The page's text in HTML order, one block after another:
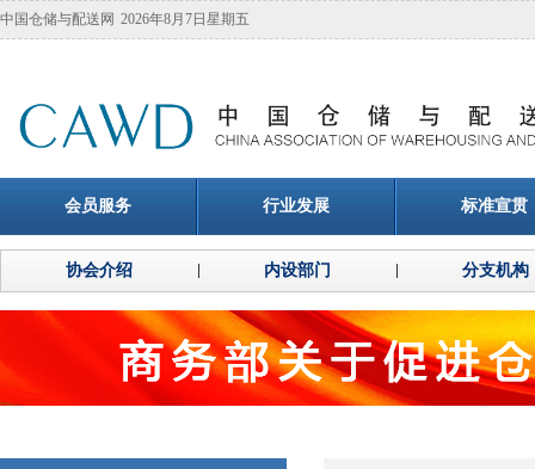
中国仓储与配送网 2026年8月7日星期五
会员服务 行业发展 标准宣贯
协会介绍 内设部门 分支机构